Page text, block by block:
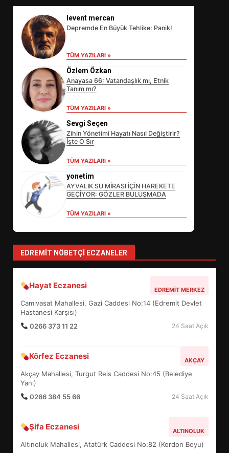
levent mercan
Depremde En Büyük Tehlike: Panik!
TÜM YAZILARI »
Özlem Özkan
Anayasa 66: Vatandaşlık mı, Etnik
Tanım mı?
TÜM YAZILARI »
Sevgi Seçen
Zihin Yönetimi Hayatı Nasıl Değiştirir?
İşte O Sır
TÜM YAZILARI »
yonetim
AYVALIK SU MİRASI İÇİN HAREKETE
GEÇİYOR: GÖZLER BULUŞMADA
TÜM YAZILARI »
EDREMIT NÖBETÇI ECZANELER
Hayat Eczanesi EDREMIT MERKEZ
Camivasat Mahallesi, Gazi Caddesi No:14 (Edremit Devlet
Hastanesi Karşısı)
0266 373 11 22
24 Saat Açık
Körfez Eczanesi AKÇAY
Akçay Mahallesi, Turgut Reis Caddesi No:45 (Belediye
Yanı)
0266 384 55 66
24 Saat Açık
Şifa Eczanesi ALTINOLUK
Altınoluk Mahallesi, Atatürk Caddesi No:82 (Kordon Boyu)
EİB’DE KRİTİK ATAMA:
SÜRDÜRÜLEBİLİRLİKTE NE
DEĞİŞECEK?
EDREMİT’İN GURURU TÜRKİYE
5
UZATILDI: NE DEĞİŞTİ?
DEĞİŞTİRİYOR?
7
BURHANİYE BELEDİYESPOR’DA
ŞEKİLLENDİ?